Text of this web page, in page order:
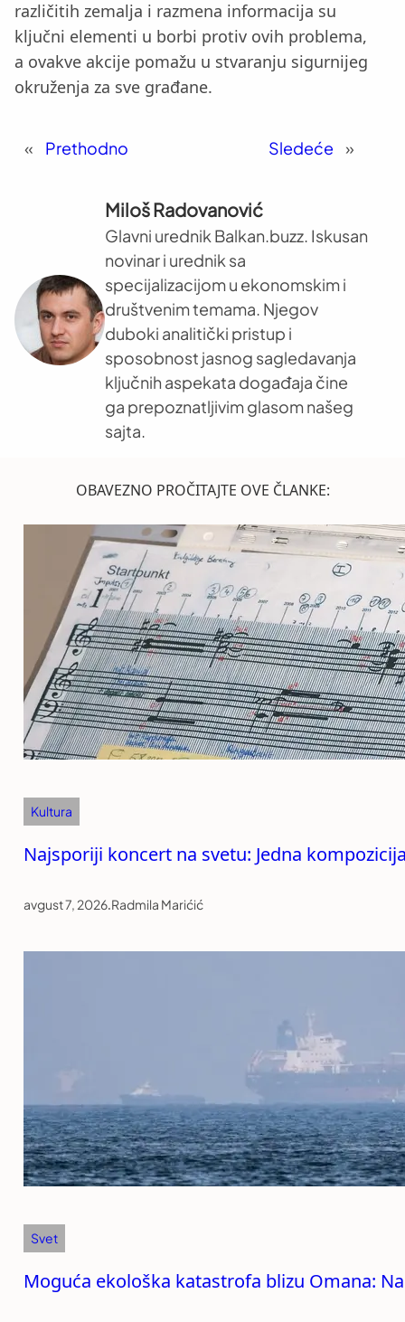
različitih zemalja i razmena informacija su
ključni elementi u borbi protiv ovih problema,
a ovakve akcije pomažu u stvaranju sigurnijeg
okruženja za sve građane.
« Prethodno Sledeće »
Miloš Radovanović
Glavni urednik Balkan.buzz. Iskusan
novinar i urednik sa
specijalizacijom u ekonomskim i
društvenim temama. Njegov
duboki analitički pristup i
sposobnost jasnog sagledavanja
ključnih aspekata događaja čine
ga prepoznatljivim glasom našeg
sajta.
OBAVEZNO PROČITAJTE OVE ČLANKE:
Kultura
Najsporiji koncert na svetu: Jedna
avgust 7, 2026.Radmila Marićić
Svet
Moguća ekološka katastrofa blizu Omana: